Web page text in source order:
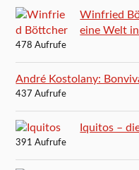
Winfried
eine Welt
478 Aufrufe
André Kostolany:
437 Aufrufe
Iquitos –
391 Aufrufe